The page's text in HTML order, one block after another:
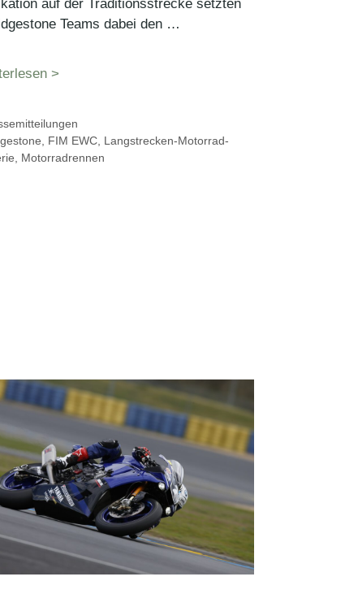
auf der Traditionsstrecke setzten
Teams dabei den …
>
FIM EWC, Langstrecken-Motorrad-
Motorradrennen